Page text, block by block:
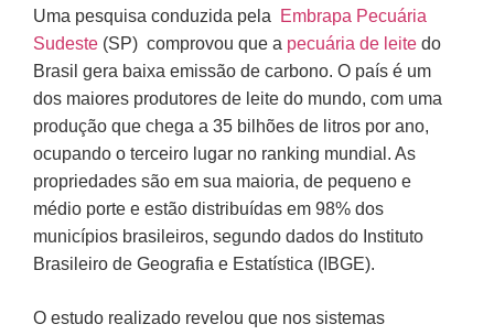
Uma pesquisa conduzida pela
Embrapa Pecuária
Sudeste (SP) comprovou que a pecuária de leite do
Brasil gera baixa emissão de carbono. O país é um
dos maiores produtores de leite do mundo, com uma
produção que chega a 35 bilhões de litros por ano,
ocupando o terceiro lugar no ranking mundial. As
propriedades são em sua maioria, de pequeno e
médio porte e estão distribuídas em 98% dos
municípios brasileiros, segundo dados do Instituto
Brasileiro de Geografia e Estatística (IBGE).
O estudo realizado revelou que nos sistemas